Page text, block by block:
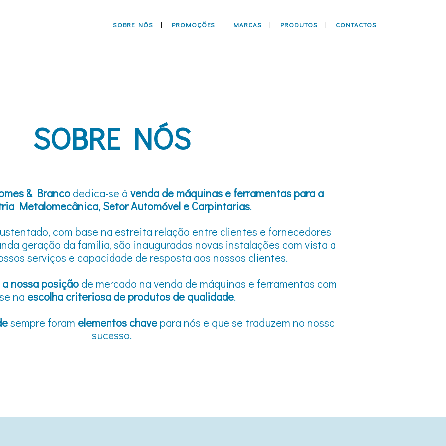
SOBRE NÓS PROMOÇÕES MARCAS PRODUTOS CONTACTOS
SOBRE NÓS
& Brancodedica-se à venda de máquinas e ferramentas para a
Metalomecânica, Setor Automóvel e Carpintarias.
com base na estreita relação entre clientes e fornecedores
geração da família, são inauguradas novas instalações com vista a
serviços e capacidade de resposta aos nossos clientes.
nossa posição de mercado na venda de máquinas e ferramentas com
na escolha criteriosa de produtos de qualidade.
sempre foram elementos chavepara nós e que se traduzem no nosso
sucesso.